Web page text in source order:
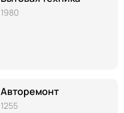
1980
Авторемонт
1255